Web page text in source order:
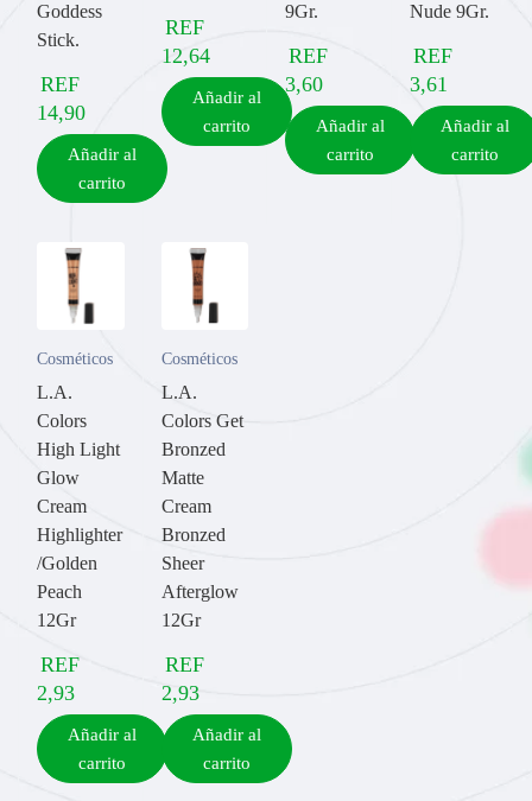
Goddess
Stick.
REF
14,90
Añadir al
carrito
REF
12,64
Añadir al
carrito
9Gr.
REF
3,60
Añadir al
carrito
Nude 9Gr.
REF
3,61
Añadir al
carrito
Cosméticos
L.A.
Colors
High Light
Glow
Cream
Highlighter
/Golden
Peach
12Gr
REF
2,93
Añadir al
carrito
Cosméticos
L.A.
Colors Get
Bronzed
Matte
Cream
Bronzed
Sheer
Afterglow
12Gr
REF
2,93
Añadir al
carrito